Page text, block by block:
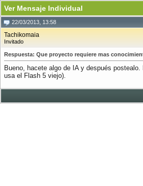
Ver Mensaje Individual
22/03/2013, 13:58
Tachikomaia
Invitado
Respuesta: Que proyecto requiere mas
Bueno, hacete algo de IA y después
usa el Flash 5 viejo).